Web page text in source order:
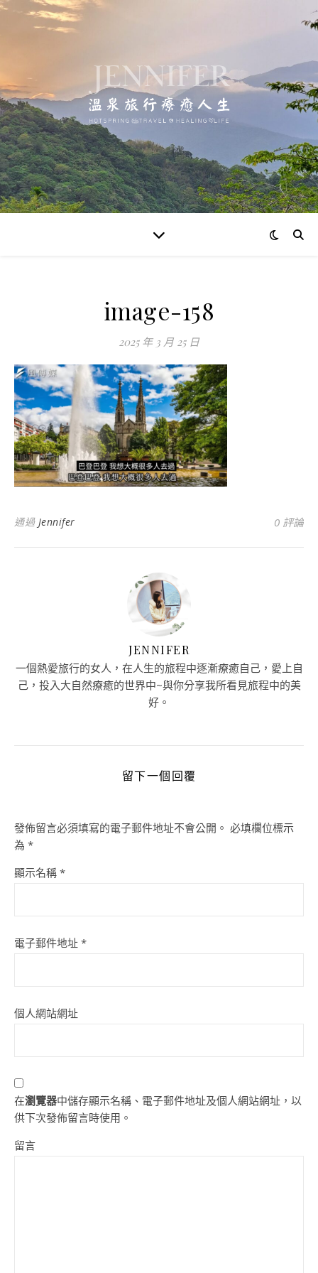
image-158
2025 年 3 月 25 日
通過 Jennifer 0 評論
JENNIFER
一個熱愛旅行的女人，在人生的旅程中逐漸療癒自己，愛上自
己，投入大自然療癒的世界中~與你分享我所看見旅程中的美
好。
留下一個回覆
發佈留言必須填寫的電子郵件地址不會公開。 必填欄位標示
為 *
顯示名稱 *
電子郵件地址 *
個人網站網址
在瀏覽器中儲存顯示名稱、電子郵件地址及個人網站網址，以
供下次發佈留言時使用。
留言